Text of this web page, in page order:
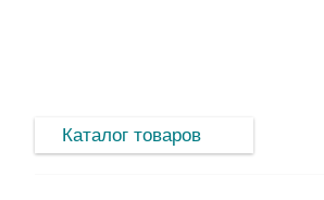
Каталог товаров